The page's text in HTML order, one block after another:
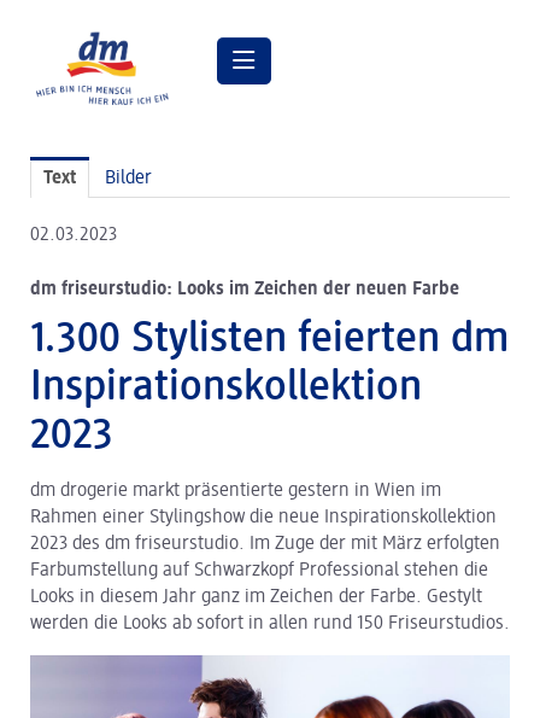
Pressebilder
dm Geschäftsführung
dm Markt
dm friseurstudio
dm kosmetikstudio
Verantwortung
Lehre bei dm
Arbeiten bei dm
dm Logistik
Text Bilder
02.03.2023
dm friseurstudio: Looks im Zeichen der neuen Farbe
1.300 Stylisten feierten dm
Inspirationskollektion
2023
dm drogerie markt präsentierte gestern in Wien im
Rahmen einer Stylingshow die neue Inspirationskollektion
2023 des dm friseurstudio. Im Zuge der mit März erfolgten
Farbumstellung auf Schwarzkopf Professional stehen die
Looks in diesem Jahr ganz im Zeichen der Farbe. Gestylt
werden die Looks ab sofort in allen rund 150 Friseurstudios.